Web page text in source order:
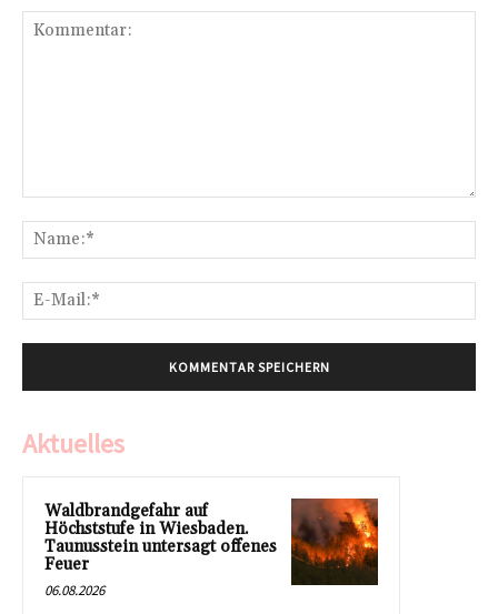
Aktuelles
Waldbrandgefahr auf
Höchststufe in Wiesbaden.
Taunusstein untersagt offenes
Feuer
06.08.2026